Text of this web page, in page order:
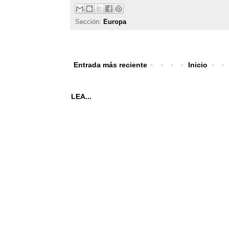
Sección: Europa
Entrada más reciente Inicio
LEA...